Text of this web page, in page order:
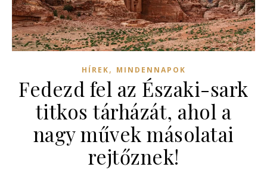
HÍREK, MINDENNAPOK
Fedezd fel az Északi-sark
titkos tárházát, ahol a
nagy művek másolatai
rejtőznek!